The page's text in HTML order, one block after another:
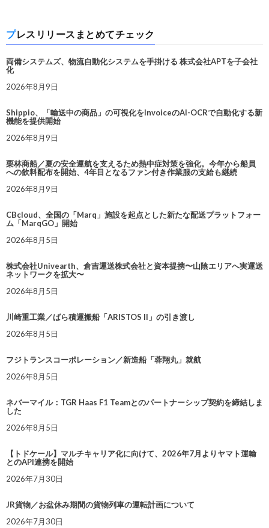
プレスリリースまとめてチェック
両備システムズ、物流自動化システムを手掛ける 株式会社APTを子会社
化
2026年8月9日
Shippio、「輸送中の商品」の可視化をInvoiceのAI-OCRで自動化する新
機能を提供開始
2026年8月9日
栗林商船／夏の安全運航を支えるため熱中症対策を強化。今年から船員
への飲料配布を開始、4年目となるファン付き作業服の支給も継続
2026年8月9日
CBcloud、全国の「Marq」施設を起点とした新たな配送プラットフォー
ム「MarqGO」開始
2026年8月5日
株式会社Univearth、倉吉運送株式会社と資本提携〜山陰エリアへ実運送
ネットワークを拡大〜
2026年8月5日
川崎重工業／ばら積運搬船「ARISTOS II」の引き渡し
2026年8月5日
フジトランスコーポレーション／新造船「蓉翔丸」就航
2026年8月5日
ネバーマイル：TGR Haas F1 Teamとのパートナーシップ契約を締結しま
した
2026年8月5日
【トドケール】マルチキャリア化に向けて、2026年7月よりヤマト運輸
とのAPI連携を開始
2026年7月30日
JR貨物／お盆休み期間の貨物列車の運転計画について
2026年7月30日